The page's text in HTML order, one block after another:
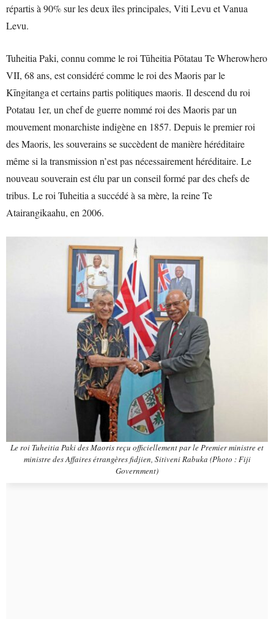
répartis à 90% sur les deux îles principales, Viti Levu et Vanua
Levu.
Tuheitia Paki, connu comme le roi Tūheitia Pōtatau Te Wherowhero
VII, 68 ans, est considéré comme le roi des Maoris par le
Kīngitanga et certains partis politiques maoris. Il descend du roi
Potatau 1er, un chef de guerre nommé roi des Maoris par un
mouvement monarchiste indigène en 1857. Depuis le premier roi
des Maoris, les souverains se succèdent de manière héréditaire
même si la transmission n’est pas nécessairement héréditaire. Le
nouveau souverain est élu par un conseil formé par des chefs de
tribus. Le roi Tuheitia a succédé à sa mère, la reine Te
Atairangikaahu, en 2006.
Le roi Tuheitia Paki des Maoris reçu officiellement par le Premier ministre et
ministre des Affaires étrangères fidjien, Sitiveni Rabuka (Photo : Fiji
Government)